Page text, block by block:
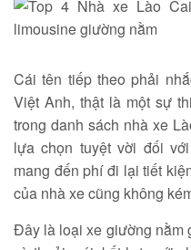
Cái tên tiếp theo phải
Việt Anh, thật là một sự
trong danh sách nhà xe
lựa chọn tuyệt vời đối
mang đến phí đi lại tiết
của nhà xe cũng không
Đây là loại xe giường nằm